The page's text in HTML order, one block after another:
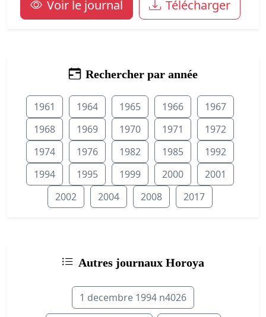
Voir le journal Télécharger
Rechercher par année
1961 1964 1965 1966
1967
1968
1969 1970 1971
1972
1974
1976 1982 1985
1992
1994
1995 1999 2000
2001
2002
2004 2008 2017
Autres journaux Horoya
1 decembre 1994 n4026